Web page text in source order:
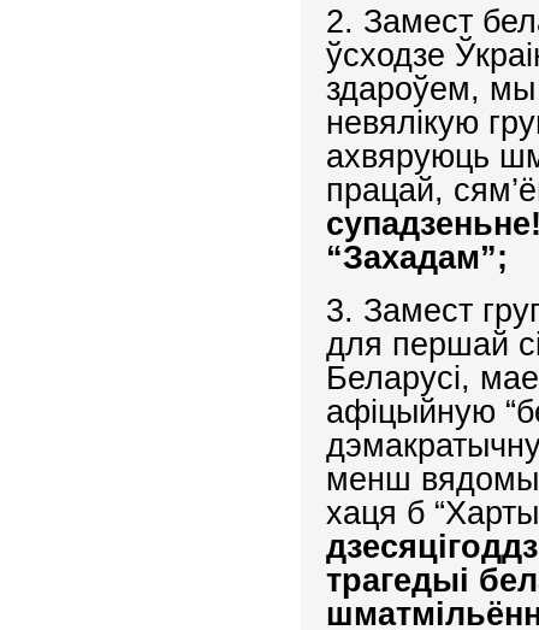
2. Замест
ўсходзе
здароўем, мы
невялікую
ахвяруюць
працай,
3. Замест
для першай
Беларусі,
афіцыйную
менш
хаця б
трагедыі